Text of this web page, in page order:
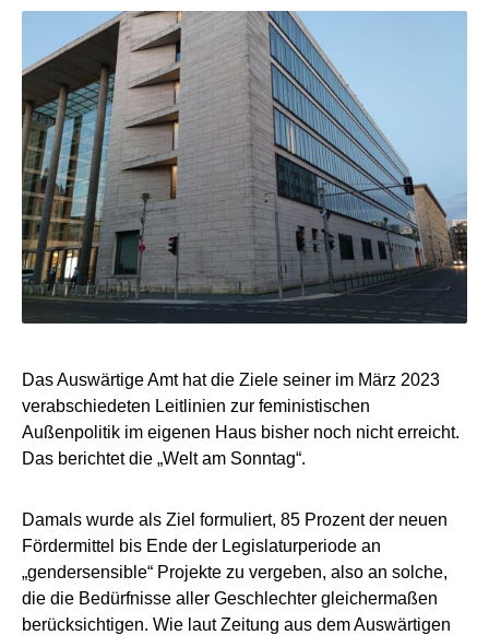
Das Auswärtige Amt hat die Ziele seiner im März 2023
verabschiedeten Leitlinien zur feministischen
Außenpolitik im eigenen Haus bisher noch nicht erreicht.
Das berichtet die „Welt am Sonntag“.
Damals wurde als Ziel formuliert, 85 Prozent der neuen
Fördermittel bis Ende der Legislaturperiode an
„gendersensible“ Projekte zu vergeben, also an solche,
die die Bedürfnisse aller Geschlechter gleichermaßen
berücksichtigen. Wie laut Zeitung aus dem Auswärtigen